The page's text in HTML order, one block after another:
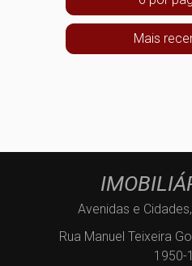
Mais
Avenidas e
Rua Manuel Teixeira
1950-